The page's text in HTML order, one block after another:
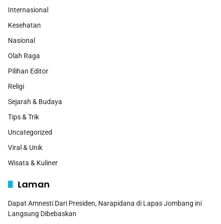
Internasional
Kesehatan
Nasional
Olah Raga
Pilihan Editor
Religi
Sejarah & Budaya
Tips & Trik
Uncategorized
Viral & Unik
Wisata & Kuliner
Laman
Dapat Amnesti Dari Presiden, Narapidana di Lapas Jombang ini
Langsung Dibebaskan